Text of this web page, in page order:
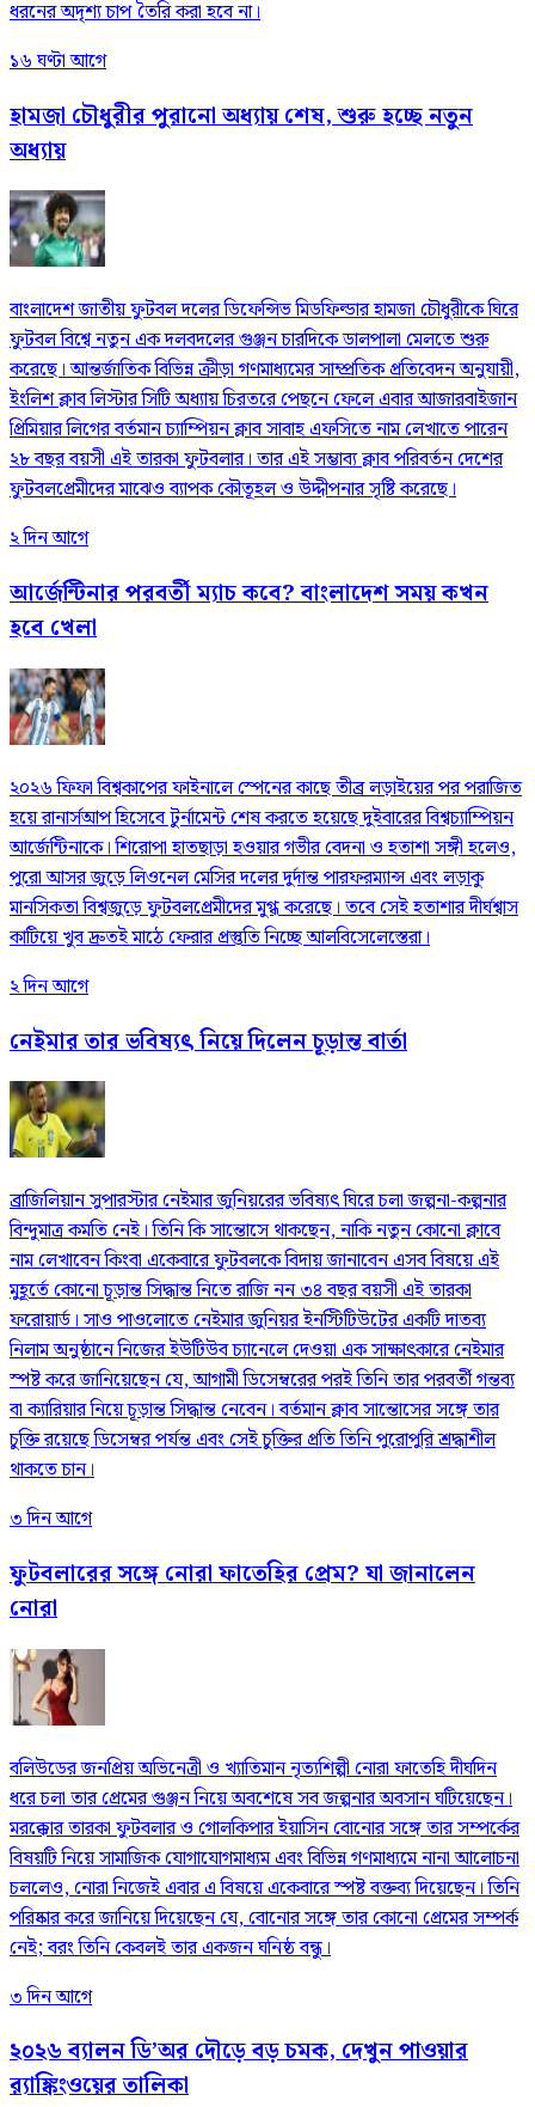
ধরনের অদৃশ্য চাপ তৈরি করা হবে না।
১৬ ঘণ্টা আগে
হামজা চৌধুরীর পুরানো অধ্যায় শেষ, শুরু হচ্ছে নতুন
অধ্যায়
বাংলাদেশ জাতীয় ফুটবল দলের ডিফেন্সিভ মিডফিল্ডার হামজা চৌধুরীকে ঘিরে
ফুটবল বিশ্বে নতুন এক দলবদলের গুঞ্জন চারদিকে ডালপালা মেলতে শুরু
করেছে। আন্তর্জাতিক বিভিন্ন ক্রীড়া গণমাধ্যমের সাম্প্রতিক প্রতিবেদন অনুযায়ী,
ইংলিশ ক্লাব লিস্টার সিটি অধ্যায় চিরতরে পেছনে ফেলে এবার আজারবাইজান
প্রিমিয়ার লিগের বর্তমান চ্যাম্পিয়ন ক্লাব সাবাহ এফসিতে নাম লেখাতে পারেন
২৮ বছর বয়সী এই তারকা ফুটবলার। তার এই সম্ভাব্য ক্লাব পরিবর্তন দেশের
ফুটবলপ্রেমীদের মাঝেও ব্যাপক কৌতূহল ও উদ্দীপনার সৃষ্টি করেছে।
২ দিন আগে
আর্জেন্টিনার পরবর্তী ম্যাচ কবে? বাংলাদেশ সময় কখন
হবে খেলা
২০২৬ ফিফা বিশ্বকাপের ফাইনালে স্পেনের কাছে তীব্র লড়াইয়ের পর পরাজিত
হয়ে রানার্সআপ হিসেবে টুর্নামেন্ট শেষ করতে হয়েছে দুইবারের বিশ্বচ্যাম্পিয়ন
আর্জেন্টিনাকে। শিরোপা হাতছাড়া হওয়ার গভীর বেদনা ও হতাশা সঙ্গী হলেও,
পুরো আসর জুড়ে লিওনেল মেসির দলের দুর্দান্ত পারফরম্যান্স এবং লড়াকু
মানসিকতা বিশ্বজুড়ে ফুটবলপ্রেমীদের মুগ্ধ করেছে। তবে সেই হতাশার দীর্ঘশ্বাস
কাটিয়ে খুব দ্রুতই মাঠে ফেরার প্রস্তুতি নিচ্ছে আলবিসেলেস্তেরা।
২ দিন আগে
নেইমার তার ভবিষ্যৎ নিয়ে দিলেন চূড়ান্ত বার্তা
ব্রাজিলিয়ান সুপারস্টার নেইমার জুনিয়রের ভবিষ্যৎ ঘিরে চলা জল্পনা-কল্পনার
বিন্দুমাত্র কমতি নেই। তিনি কি সান্তোসে থাকছেন, নাকি নতুন কোনো ক্লাবে
নাম লেখাবেন কিংবা একেবারে ফুটবলকে বিদায় জানাবেন এসব বিষয়ে এই
মুহূর্তে কোনো চূড়ান্ত সিদ্ধান্ত নিতে রাজি নন ৩৪ বছর বয়সী এই তারকা
ফরোয়ার্ড। সাও পাওলোতে নেইমার জুনিয়র ইনস্টিটিউটের একটি দাতব্য
নিলাম অনুষ্ঠানে নিজের ইউটিউব চ্যানেলে দেওয়া এক সাক্ষাৎকারে নেইমার
স্পষ্ট করে জানিয়েছেন যে, আগামী ডিসেম্বরের পরই তিনি তার পরবর্তী গন্তব্য
বা ক্যারিয়ার নিয়ে চূড়ান্ত সিদ্ধান্ত নেবেন। বর্তমান ক্লাব সান্তোসের সঙ্গে তার
চুক্তি রয়েছে ডিসেম্বর পর্যন্ত এবং সেই চুক্তির প্রতি তিনি পুরোপুরি শ্রদ্ধাশীল
থাকতে চান।
৩ দিন আগে
ফুটবলারের সঙ্গে নোরা ফাতেহির প্রেম? যা জানালেন
নোরা
বলিউডের জনপ্রিয় অভিনেত্রী ও খ্যাতিমান নৃত্যশিল্পী নোরা ফাতেহি দীর্ঘদিন
ধরে চলা তার প্রেমের গুঞ্জন নিয়ে অবশেষে সব জল্পনার অবসান ঘটিয়েছেন।
মরক্কোর তারকা ফুটবলার ও গোলকিপার ইয়াসিন বোনোর সঙ্গে তার সম্পর্কের
বিষয়টি নিয়ে সামাজিক যোগাযোগমাধ্যম এবং বিভিন্ন গণমাধ্যমে নানা আলোচনা
চললেও, নোরা নিজেই এবার এ বিষয়ে একেবারে স্পষ্ট বক্তব্য দিয়েছেন। তিনি
পরিষ্কার করে জানিয়ে দিয়েছেন যে, বোনোর সঙ্গে তার কোনো প্রেমের সম্পর্ক
নেই; বরং তিনি কেবলই তার একজন ঘনিষ্ঠ বন্ধু।
৩ দিন আগে
২০২৬ ব্যালন ডি’অর দৌড়ে বড় চমক, দেখুন পাওয়ার
র‍্যাঙ্কিংওয়ের তালিকা